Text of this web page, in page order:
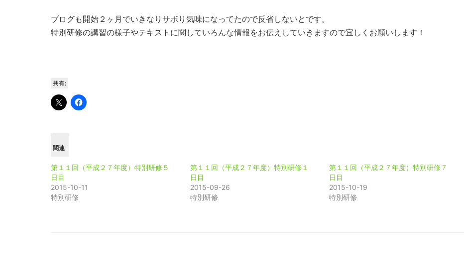
ブログも開始２ヶ月でいきなりサボり気味になってたので反省しないとです。
特別研修の講習の様子やテキストに関していろんな情報をお伝えしていきますので宜しくお願いします！
共有:
関連
第１１回（平成２７年度）特別研修５
日目
2015-10-11
特別研修
第１１回（平成２７年度）特別研修１
日目
2015-09-26
特別研修
第１１回（平成２７年度）特別研修７
日目
2015-10-19
特別研修